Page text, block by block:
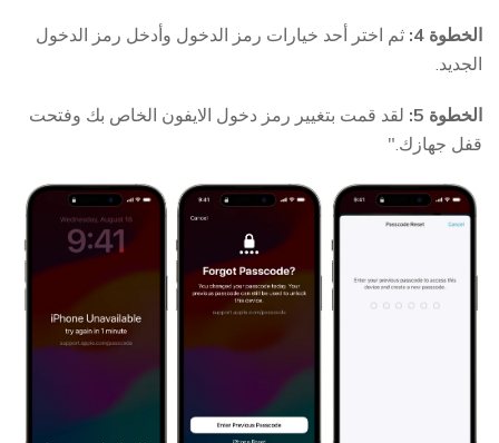
الخطوة 4:
ثم اختر أحد خيارات رمز الدخول وأدخل رمز الدخول
الجديد.
الخطوة 5:
لقد قمت بتغيير رمز دخول الايفون الخاص بك وفتحت
قفل جهازك."